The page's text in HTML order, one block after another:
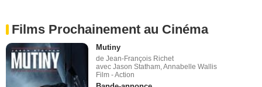
Films Prochainement au Cinéma
Mutiny
de Jean-François Richet
avec Jason Statham, Annabelle Wallis
Film - Action